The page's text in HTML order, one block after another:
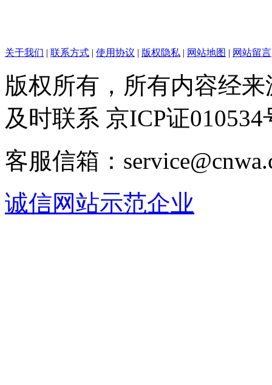
关于我们 | 联系方式 | 使用协议 | 版权隐私 | 网站地图 | 网站留言
版权所有，所有内容经
及时联系 京ICP证010534
客服信箱：
诚信网站示范企业